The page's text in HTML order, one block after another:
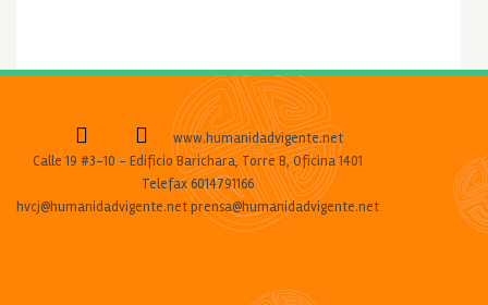
www.humanidadvigente.net
Calle 19 #3-10 - Edificio Barichara, Torre B, Oficina 1401
Telefax 6014791166
hvcj@humanidadvigente.net prensa@humanidadvigente.net